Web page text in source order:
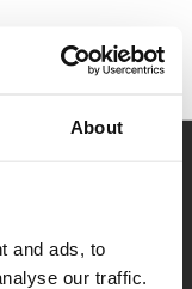
About
and ads, to
our traffic.